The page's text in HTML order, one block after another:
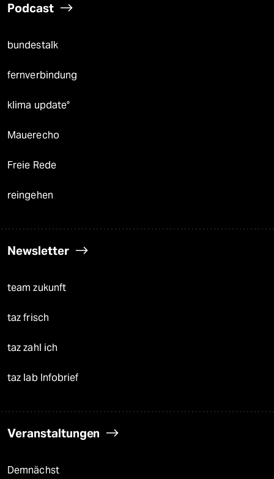
Podcast
bundestalk
fernverbindung
klima update°
Mauerecho
Freie Rede
reingehen
Newsletter
team zukunft
taz frisch
taz zahl ich
taz lab Infobrief
Veranstaltungen
Demnächst